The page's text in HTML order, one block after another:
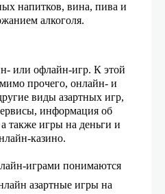
напитков, вина, пива и
алкоголя.
или офлайн-игр. К этой
прочего, онлайн- и
виды азартных игр,
информация об
также игры на деньги и
казино.
играми понимаются
азартные игры на